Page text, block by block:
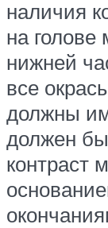
наличия
на
нижней
все
должны
должен
контраст